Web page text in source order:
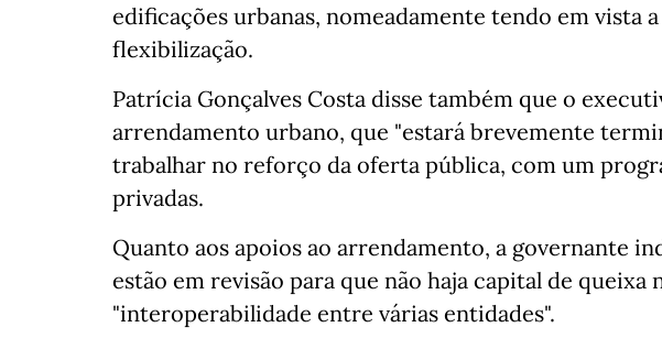
edificações urbanas, nomeadamente tendo em vista
flexibilização.
Patrícia Gonçalves Costa disse também que o
arrendamento urbano, que "estará brevemente
trabalhar no reforço da oferta pública, com um
privadas.
Quanto aos apoios ao arrendamento, a governante
estão em revisão para que não haja capital de queixa
"interoperabilidade entre várias entidades".